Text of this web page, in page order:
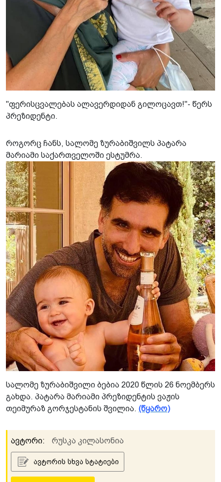
"ფერისცვალებას ალავერდიდან გილოცავთ!"- წერს
პრეზიდენტი.
როგორც ჩანს, სალომე ზურაბიშვილს პატარა
მარიამი საქართველოში ესტუმრა.
სალომე ზურაბიშვილი ბებია 2020 წლის 26 ნოემბერს
გახდა. პატარა მარიამი პრეზიდენტის ვაჟის
თეიმურაზ გორჯესტანის შვილია. (წყარო)
ავტორი: რუსკა კილასონია
ავტორის სხვა სტატიები